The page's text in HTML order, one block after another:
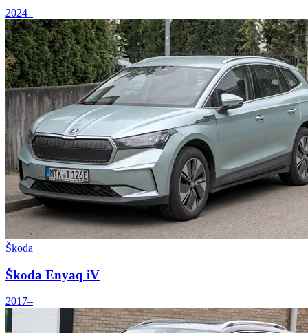
2024–
Škoda
Škoda Enyaq iV
2017–